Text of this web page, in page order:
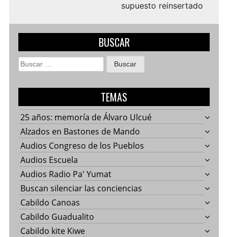
supuesto reinsertado
BUSCAR
Buscar:
TEMAS
25 años: memoría de Álvaro Ulcué
Alzados en Bastones de Mando
Audios Congreso de los Pueblos
Audios Escuela
Audios Radio Pa' Yumat
Buscan silenciar las conciencias
Cabildo Canoas
Cabildo Guadualito
Cabildo kite Kiwe